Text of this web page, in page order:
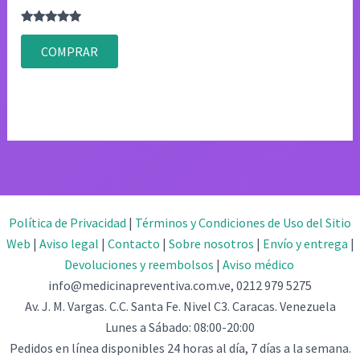
Valorado
4.83
de 5
COMPRAR
Política de Privacidad | Términos y Condiciones de Uso del Sitio
Web | Aviso legal | Contacto | Sobre nosotros | Envío y entrega |
Devoluciones y reembolsos | Aviso médico
info@medicinapreventiva.com.ve, 0212 979 5275
Av. J. M. Vargas. C.C. Santa Fe. Nivel C3. Caracas. Venezuela
Lunes a Sábado: 08:00-20:00
Pedidos en línea disponibles 24 horas al día, 7 días a la semana.